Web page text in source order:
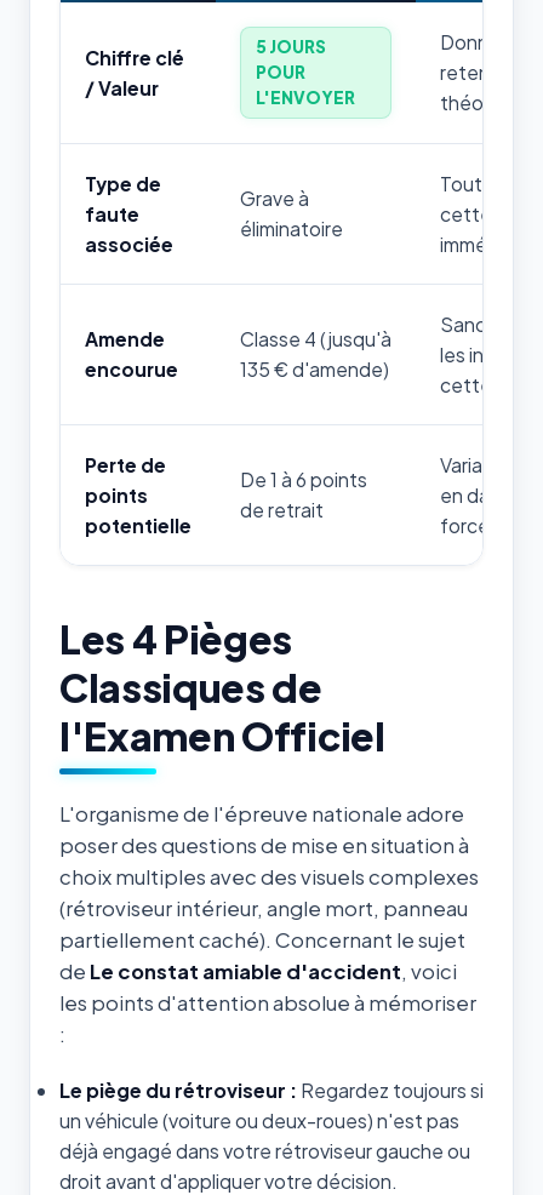
Chiffre clé
/ Valeur
5 JOURS
POUR
L'ENVOYER
Donnée
retenir par
théorique.
Type de
faute
associée
Grave à
éliminatoire
Toute
cette
Amende
encourue
Classe 4 (jusqu'à
135 € d'amende)
Sanction
les
cette
Perte de
points
potentielle
De 1 à 6 points
de retrait
Variable
en danger
forces de
Les 4 Pièges
Classiques de
l'Examen Officiel
L'organisme de l'épreuve nationale adore
poser des questions de mise en situation à
choix multiples avec des visuels complexes
(rétroviseur intérieur, angle mort, panneau
partiellement caché). Concernant le sujet
de Le constat amiable d'accident, voici
les points d'attention absolue à mémoriser
:
Le piège du rétroviseur : Regardez toujours si
un véhicule (voiture ou deux-roues) n'est pas
déjà engagé dans votre rétroviseur gauche ou
droit avant d'appliquer votre décision.